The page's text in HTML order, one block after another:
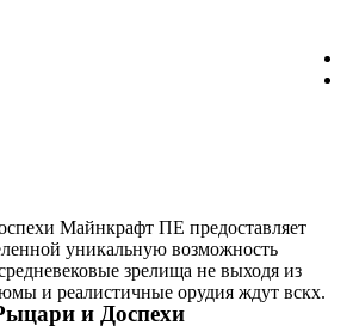
Майнкрафт ПЕ предоставляет
уникальную возможность
зрелища не выходя из
и реалистичные орудия ждут вскх.
и Доспехи